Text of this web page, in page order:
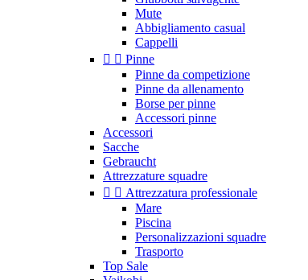
Mute
Abbigliamento casual
Cappelli
  Pinne
Pinne da competizione
Pinne da allenamento
Borse per pinne
Accessori pinne
Accessori
Sacche
Gebraucht
Attrezzature squadre
  Attrezzatura professionale
Mare
Piscina
Personalizzazioni squadre
Trasporto
Top Sale